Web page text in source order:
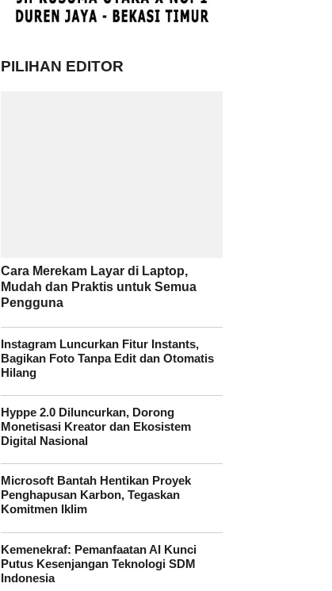
PILIHAN EDITOR
Cara Merekam Layar di Laptop,
Mudah dan Praktis untuk Semua
Pengguna
Instagram Luncurkan Fitur Instants,
Bagikan Foto Tanpa Edit dan Otomatis
Hilang
Hyppe 2.0 Diluncurkan, Dorong
Monetisasi Kreator dan Ekosistem
Digital Nasional
Microsoft Bantah Hentikan Proyek
Penghapusan Karbon, Tegaskan
Komitmen Iklim
Kemenekraf: Pemanfaatan AI Kunci
Putus Kesenjangan Teknologi SDM
Indonesia